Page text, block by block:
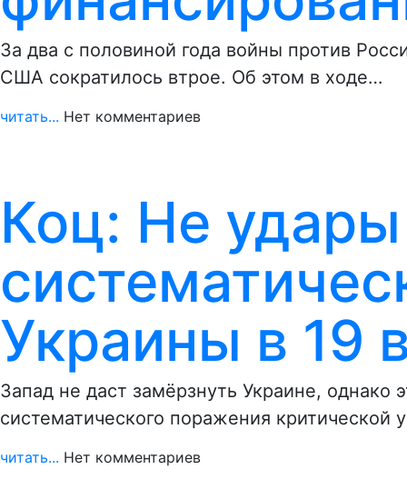
За два с половиной года войны против
США сократилось втрое. Об этом в ходе…
читать... Нет комментариев
Коц: Не
Украины в 19
Запад не даст замёрзнуть Украине, однако
систематического поражения
читать... Нет комментариев